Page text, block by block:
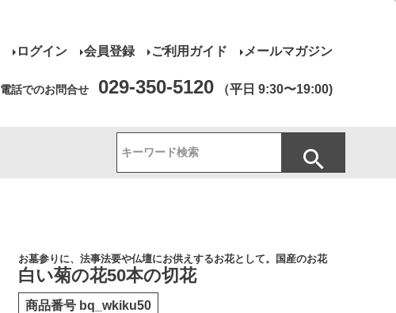
ログイン 会員登録 ご利用ガイド メールマガジン
電話でのお問合せ 029-350-5120 （平日 9:30〜19:00)
お墓参りに、法事法要や仏壇にお供えするお花として。国産のお花
白い菊の花50本の切花
商品番号 bq_wkiku50